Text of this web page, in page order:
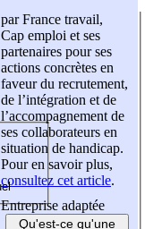
par France travail,
Cap emploi et ses
partenaires pour ses
actions concrètes en
faveur du recrutement,
de l’intégration et de
l’accompagnement de
ses collaborateurs en
situation de handicap.
Pour en savoir plus,
consultez cet article.
Entreprise adaptée
Qu'est-ce qu'une